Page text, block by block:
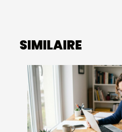
SIMILAIRE